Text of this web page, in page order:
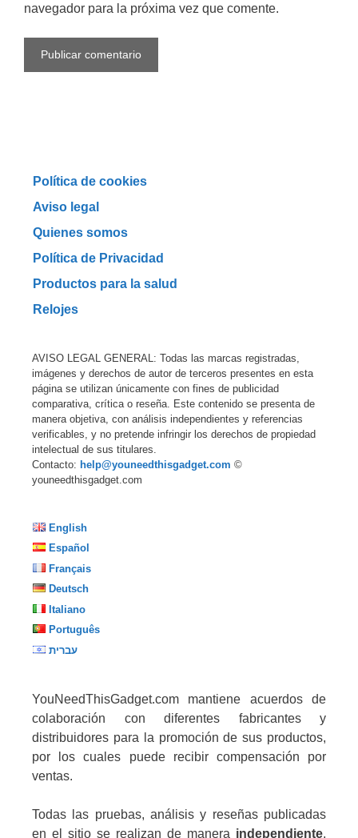
navegador para la próxima vez que comente.
Política de cookies
Aviso legal
Quienes somos
Política de Privacidad
Productos para la salud
Relojes
AVISO LEGAL GENERAL: Todas las marcas registradas,
imágenes y derechos de autor de terceros presentes en esta
página se utilizan únicamente con fines de publicidad
comparativa, crítica o reseña. Este contenido se presenta de
manera objetiva, con análisis independientes y referencias
verificables, y no pretende infringir los derechos de propiedad
intelectual de sus titulares.
Contacto: help@youneedthisgadget.com ©
youneedthisgadget.com
English
Español
Français
Deutsch
Italiano
Português
עברית
YouNeedThisGadget.com mantiene acuerdos de
colaboración con diferentes fabricantes y
distribuidores para la promoción de sus productos,
por los cuales puede recibir compensación por
ventas.
Todas las pruebas, análisis y reseñas publicadas
en el sitio se realizan de manera independiente,